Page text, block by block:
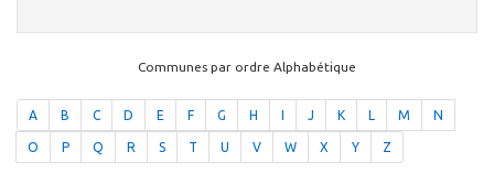
Communes par ordre Alphabétique
A B C D E F G H J K L M N
O P Q R S T U V W X Y Z